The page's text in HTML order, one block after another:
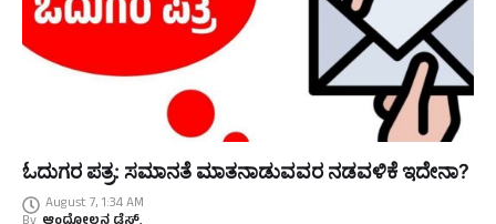
ಓದುಗರ ಪತ್ರ: ಸಮಾನತೆ ಮಾತನಾಡುವವರ ನಡವಳಿಕೆ ಇದೇನಾ?
August 7, 1:34 AM